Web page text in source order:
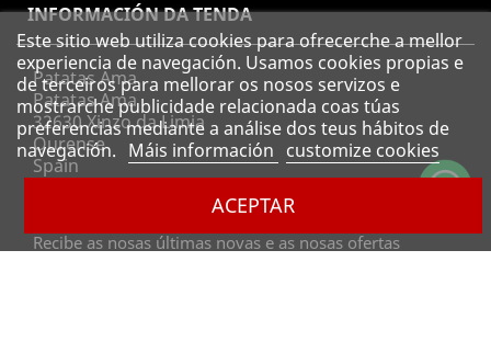
Este sitio web utiliza cookies para ofrecerche a mellor
experiencia de navegación. Usamos cookies propias e
de terceiros para mellorar os nosos servizos e
mostrarche publicidade relacionada coas túas
preferencias mediante a análise dos teus hábitos de
navegación. Máis información customize cookies
ACEPTAR
INFORMACIÓN DA TENDA
Patatas Ama
Patatas Ama
32630 Xinzo da Limia
Ourense
Spain
info@patatasama.com
Recibe as nosas últimas novas e as nosas ofertas